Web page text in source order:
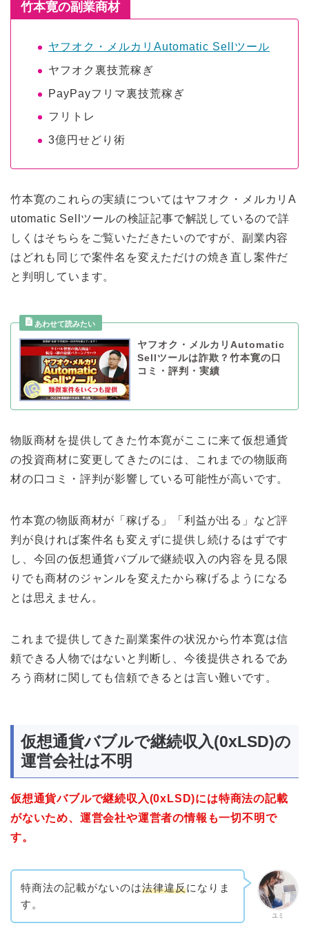
竹本寛の副業商材
ヤフオク・メルカリAutomatic Sellツール
ヤフオク裏技荒稼ぎ
PayPayフリマ裏技荒稼ぎ
フリトレ
3億円せどり術
竹本寛のこれらの実績についてはヤフオク・メルカリA
utomatic Sellツールの検証記事で解説しているので詳
しくはそちらをご覧いただきたいのですが、副業内容
はどれも同じで案件名を変えただけの焼き直し案件だ
と判明しています。
ヤフオク・メルカリAutomatic
Sellツールは詐欺？竹本寛の口
コミ・評判・実績
物販商材を提供してきた竹本寛がここに来て仮想通貨
の投資商材に変更してきたのには、これまでの物販商
材の口コミ・評判が影響している可能性が高いです。
竹本寛の物販商材が「稼げる」「利益が出る」など評
判が良ければ案件名も変えずに提供し続けるはずです
し、今回の仮想通貨バブルで継続収入の内容を見る限
りでも商材のジャンルを変えたから稼げるようになる
とは思えません。
これまで提供してきた副業案件の状況から竹本寛は信
頼できる人物ではないと判断し、今後提供されるであ
ろう商材に関しても信頼できるとは言い難いです。
仮想通貨バブルで継続収入(0xLSD)の
運営会社は不明
仮想通貨バブルで継続収入(0xLSD)には特商法の記載
がないため、運営会社や運営者の情報も一切不明で
す。
ユミ
特商法の記載がないのは法律違反になりま
す。